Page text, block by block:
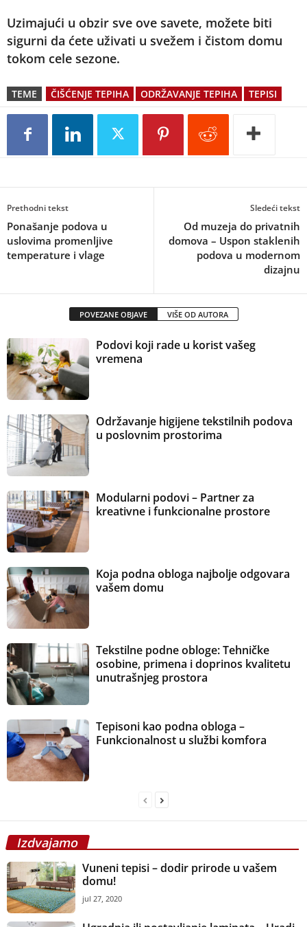
Uzimajući u obzir sve ove savete, možete biti
sigurni da ćete uživati u svežem i čistom domu
tokom cele sezone.
TEME ČIŠĆENJE TEPIHA ODRŽAVANJE TEPIHA TEPISI
Prethodni tekst
Ponašanje podova u
uslovima promenljive
temperature i vlage
Sledeći tekst
Od muzeja do privatnih
domova – Uspon staklenih
podova u modernom
dizajnu
POVEZANE OBJAVE VIŠE OD AUTORA
Podovi koji rade u korist vašeg
vremena
Održavanje higijene tekstilnih podova
u poslovnim prostorima
Modularni podovi – Partner za
kreativne i funkcionalne prostore
Koja podna obloga najbolje odgovara
vašem domu
Tekstilne podne obloge: Tehničke
osobine, primena i doprinos kvalitetu
unutrašnjeg prostora
Tepisoni kao podna obloga –
Funkcionalnost u službi komfora
Izdvajamo
Vuneni tepisi – dodir prirode u vašem
domu!
jul 27, 2020